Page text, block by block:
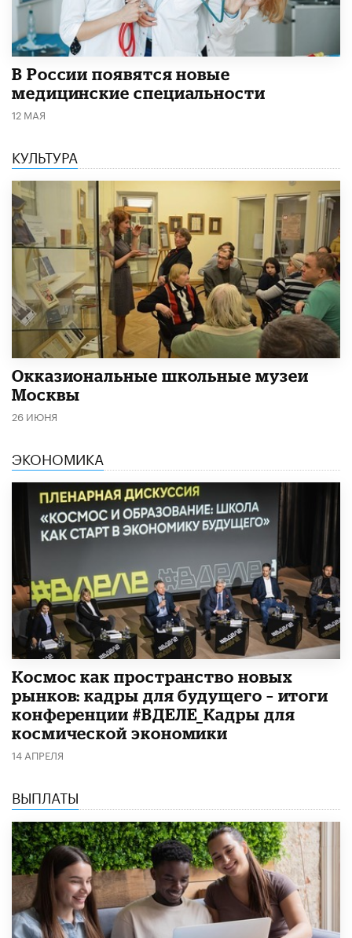
В России появятся новые
медицинские специальности
12 МАЯ
КУЛЬТУРА
​Окказиональные школьные музеи
Москвы
26 ИЮНЯ
ЭКОНОМИКА
Космос как пространство новых
рынков: кадры для будущего – итоги
конференции #ВДЕЛЕ_Кадры для
космической экономики
14 АПРЕЛЯ
ВЫПЛАТЫ